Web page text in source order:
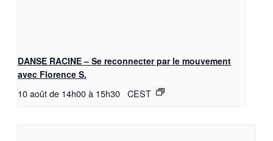
DANSE RACINE – Se reconnecter par le mouvement
avec Florence S.
10 août de 14h00à 15h30 CEST